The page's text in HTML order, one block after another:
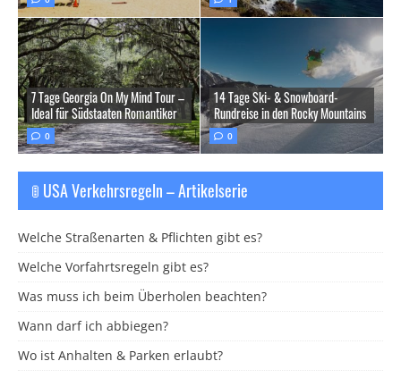
7 Tage Georgia On My Mind Tour –
Ideal für Südstaaten Romantiker
0
14 Tage Ski- & Snowboard-
Rundreise in den Rocky Mountains
0
🚦 USA Verkehrsregeln – Artikelserie
Welche Straßenarten & Pflichten gibt es?
Welche Vorfahrtsregeln gibt es?
Was muss ich beim Überholen beachten?
Wann darf ich abbiegen?
Wo ist Anhalten & Parken erlaubt?